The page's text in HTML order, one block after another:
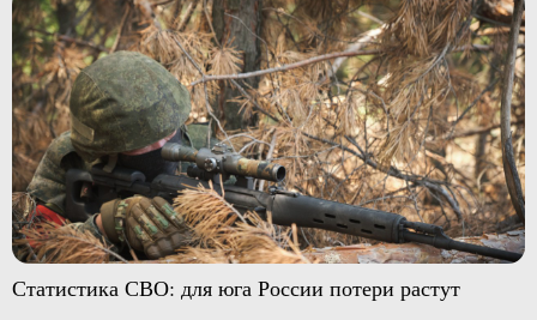
Статистика СВО: для юга России потери растут